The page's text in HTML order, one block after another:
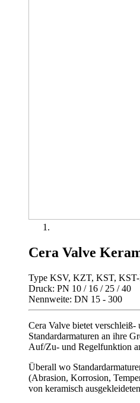
Cera Valve
Type KSV, KZT, KST,
Druck: PN 10 / 16 / 25 / 40
Nennweite: DN 15 - 300
Cera Valve bietet verschleiß-
Standardarmaturen an ihre
Auf/Zu- und Regelfunktion
Überall wo
(Abrasion, Korrosion,
von keramisch